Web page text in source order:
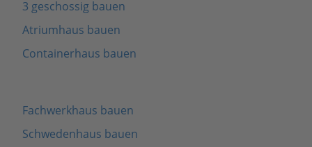
3 geschossig bauen
Atriumhaus bauen
Containerhaus bauen
Fachwerkhaus bauen
Schwedenhaus bauen